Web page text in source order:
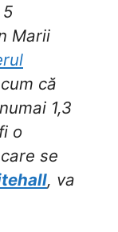
Marii
că
1,3
o
se
, va